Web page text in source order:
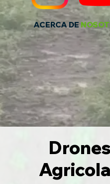
ACERCA DE
Drones